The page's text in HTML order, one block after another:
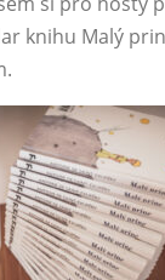
knihu Malý